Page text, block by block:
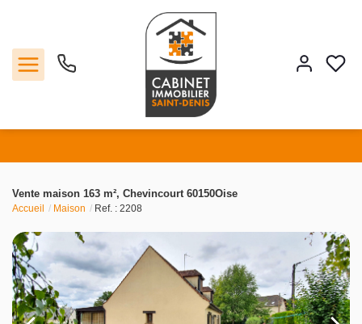
Location
Estimation
Agence
Vente maison 163 m², Chevincourt 60150Oise
Accueil Maison Ref. : 2208